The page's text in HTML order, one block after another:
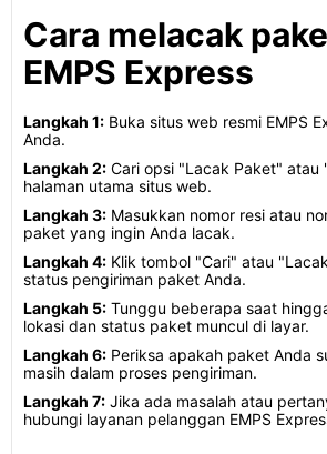
Cara melacak
EMPS Express
Langkah 1: Buka situs web resmi EMPS
Anda.
Langkah 2: Cari opsi "Lacak Paket" atau
halaman utama situs web.
Langkah 3: Masukkan nomor resi atau
paket yang ingin Anda lacak.
Langkah 4: Klik tombol "Cari" atau
status pengiriman paket Anda.
Langkah 5: Tunggu beberapa saat
lokasi dan status paket muncul di layar.
Langkah 6: Periksa apakah paket Anda
masih dalam proses pengiriman.
Langkah 7: Jika ada masalah atau
hubungi layanan pelanggan EMPS